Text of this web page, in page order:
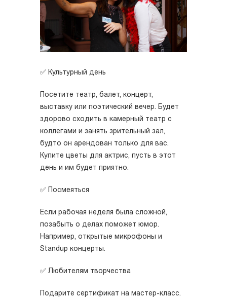
✅ Культурный день
Посетите театр, балет, концерт,
выставку или поэтический вечер. Будет
здорово сходить в камерный театр с
коллегами и занять зрительный зал,
будто он арендован только для вас.
Купите цветы для актрис, пусть в этот
день и им будет приятно.
✅ Посмеяться
Если рабочая неделя была сложной,
позабыть о делах поможет юмор.
Например, открытые микрофоны и
Standup концерты.
✅ Любителям творчества
Подарите сертификат на мастер-класс.